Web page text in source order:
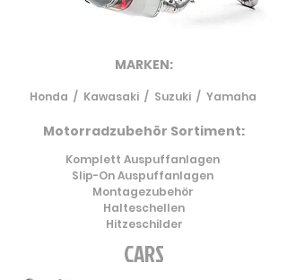
MARKEN:
Honda / Kawasaki / Suzuki / Yamaha
Motorradzubehör Sortiment:
Komplett Auspuffanlagen
Slip-On Auspuffanlagen
Montagezubehör
Halteschellen
Hitzeschilder
CARS